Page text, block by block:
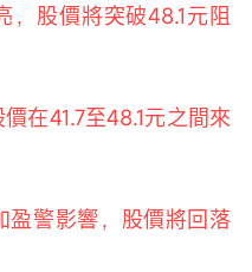
，股價將突破48.1元阻
在41.7至48.1元之間來
盈警影響，股價將回落